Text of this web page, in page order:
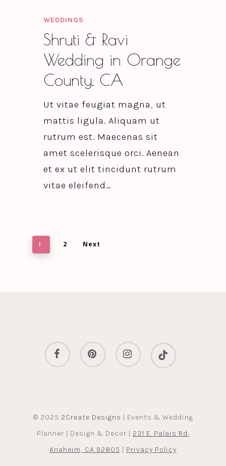
WEDDINGS
Shruti & Ravi
Wedding in Orange
County, CA
Ut vitae feugiat magna, ut
mattis ligula. Aliquam ut
rutrum est. Maecenas sit
amet scelerisque orci. Aenean
et ex ut elit tincidunt rutrum
vitae eleifend…
1 2 Next
facebook pinterest instagramtiktok
© 2025 2Create Designs | Events & Wedding
Planner | Design & Decor | 231 E. Palais Rd.
Anaheim, CA 92805 | Privacy Policy